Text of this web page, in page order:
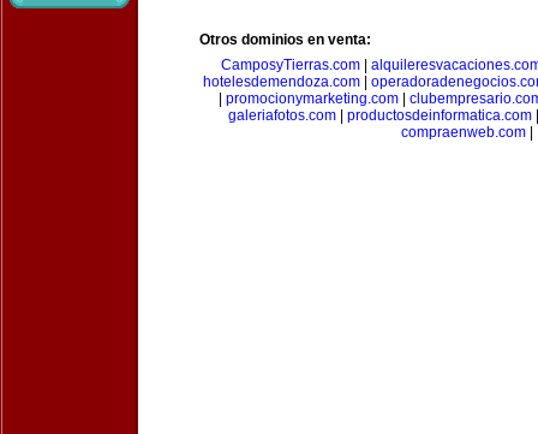
Otros dominios en venta:
CamposyTierras.com
hotelesdemendoza.com|
promocionymarketing.com|
galeriafotos.com
productosdeinformatica.com
compraenweb.com